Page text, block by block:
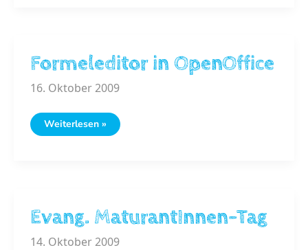
Formeleditor in OpenOffice
16. Oktober 2009
Formeleditor
Weiterlesen »
Evang. MaturantInnen-Tag
14. Oktober 2009